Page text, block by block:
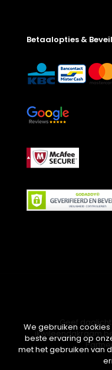
Betaalopties &
Geef
We gebruiken
beste ervaring op
met het gebruiken van